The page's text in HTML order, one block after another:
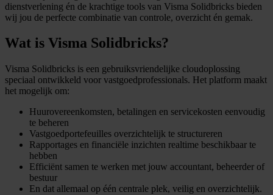
dienstverlening én de krachtige tools van Visma Solidbricks bieden
wij jou de perfecte combinatie van controle, overzicht én gemak.
Wat is Visma Solidbricks?
Visma Solidbricks is een gebruiksvriendelijke cloudoplossing
speciaal ontwikkeld voor vastgoedprofessionals. Het platform maakt
het mogelijk om:
Huurovereenkomsten, betalingen en servicekosten eenvoudig
te beheren
Vastgoedportefeuilles overzichtelijk te structureren
Rapportages en financiële inzichten realtime beschikbaar te
hebben
Efficiënt samen te werken met jouw accountant, beheerder of
bestuur
En dat allemaal op één centrale plek, veilig en overzichtelijk.